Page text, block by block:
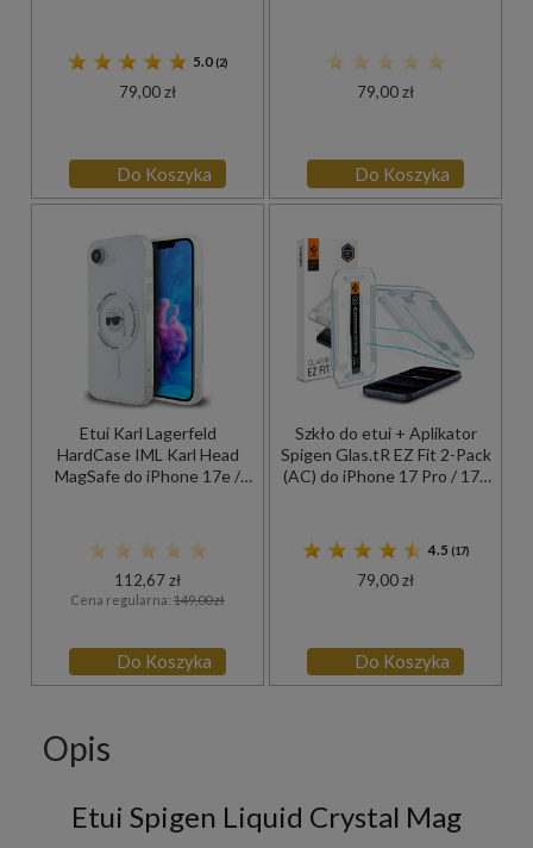
5.0 (2)
79,00 zł
Do Koszyka
79,00 zł
Do Koszyka
Etui Karl Lagerfeld
HardCase IML Karl Head
MagSafe do iPhone 17e /
112,67 zł
Cena regularna: 149,00 zł
Do Koszyka
Szkło do etui + Aplikator
Spigen Glas.tR EZ Fit 2-Pack
(AC) do iPhone 17 Pro / 17 /
4.5 (17)
79,00 zł
Do Koszyka
Opis
Etui Spigen Liquid Crystal Mag